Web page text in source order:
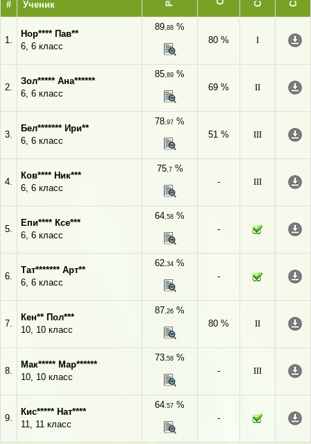
# Ученик
1.
Нор**** Пав**
6, 6 класс
89,88 %
80 %
I
2.
Зол***** Ана******
6, 6 класс
85,89 %
69 %
II
3.
Бел******* Ири**
6, 6 класс
78,97 %
51 %
III
4.
Ков**** Ник***
6, 6 класс
75,7%
-
III
5.
Епи**** Ксе***
6, 6 класс
64,58 %
-
6.
Тат******* Арт**
6, 6 класс
62,34 %
-
7.
Кен** Пол***
10, 10 класс
87,26 %
80 %
II
8.
Мак***** Мар******
10, 10 класс
73,58 %
-
III
9.
Кис***** Нат****
11, 11 класс
64,57 %
-